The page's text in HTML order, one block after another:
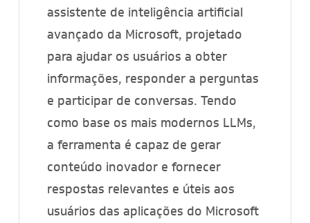
assistente de inteligência artificial
avançado da Microsoft, projetado
para ajudar os usuários a obter
informações, responder a perguntas
e participar de conversas. Tendo
como base os mais modernos LLMs,
a ferramenta é capaz de gerar
conteúdo inovador e fornecer
respostas relevantes e úteis aos
usuários das aplicações do Microsoft